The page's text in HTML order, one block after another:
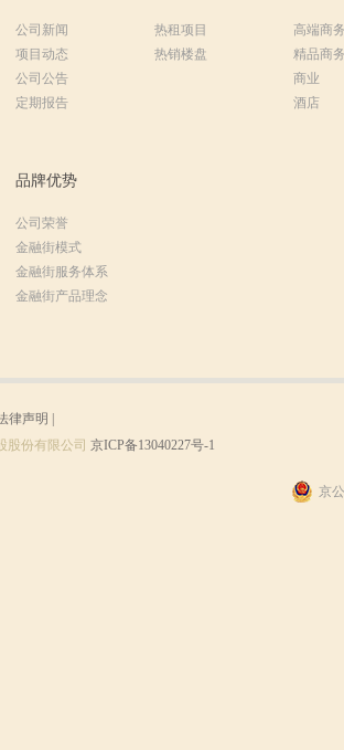
公司新闻
项目动态
公司公告
定期报告
热租项目
热销楼盘
高端商
精品商
商业
酒店
品牌优势
公司荣誉
金融街模式
金融街服务体系
金融街产品理念
律声明
股份有限公司 京ICP备13040227号-1
京